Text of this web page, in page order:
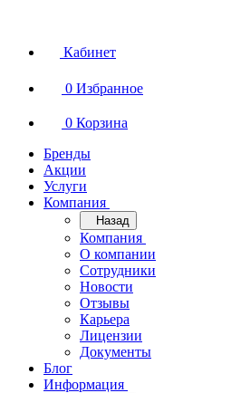
Кабинет
0 Избранное
0 Корзина
Бренды
Акции
Услуги
Компания
Назад
Компания
О компании
Сотрудники
Новости
Отзывы
Карьера
Лицензии
Документы
Блог
Информация